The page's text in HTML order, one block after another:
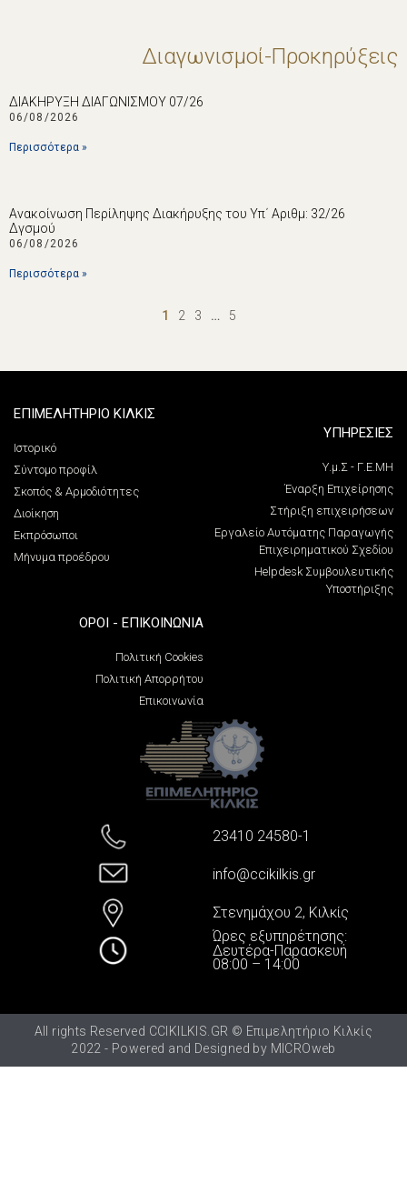
Διαγωνισμοί-Προκηρύξεις
ΔΙΑΚΗΡΥΞΗ ΔΙΑΓΩΝΙΣΜΟΥ 07/26
06/08/2026
Περισσότερα »
Ανακοίνωση Περίληψης Διακήρυξης του Υπ΄ Αριθμ: 32/26
Δγσμού
06/08/2026
Περισσότερα »
1 2 3 … 5
ΕΠΙΜΕΛΗΤΗΡΙΟ ΚΙΛΚΙΣ
Ιστορικό
Σύντομο προφίλ
Σκοπός & Αρμοδιότητες
Διοίκηση
Εκπρόσωποι
Μήνυμα προέδρου
ΥΠΗΡΕΣΙΕΣ
Υ.μ.Σ - Γ.Ε.ΜΗ
Έναρξη Επιχείρησης
Στήριξη επιχειρήσεων
Εργαλείο Αυτόματης Παραγωγής
Επιχειρηματικού Σχεδίου
Helpdesk Συμβουλευτικής
Υποστήριξης
ΌΡΟΙ - ΕΠΙΚΟΙΝΩΝΊΑ
Πολιτική Cookies
Πολιτική Απορρήτου
Επικοινωνία
23410 24580-1
info@ccikilkis.gr
Στενημάχου 2, Κιλκίς
Ώρες εξυπηρέτησης:
Δευτέρα-Παρασκευή
08:00 – 14:00
All rights Reserved CCIKILKIS.GR © Επιμελητήριο Κιλκίς
2022 - Powered and Designed by MICROweb